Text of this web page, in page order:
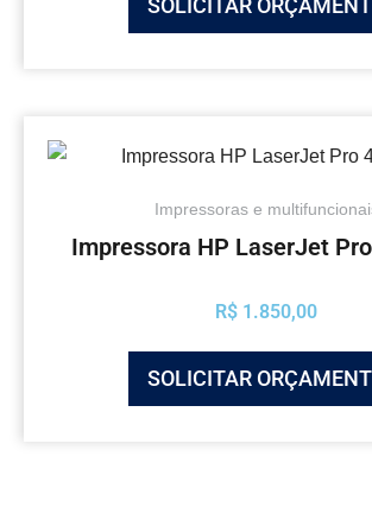
SOLICITAR
Impressoras e
Impressora HP LaserJet
R$ 1.850,00
SOLICITAR